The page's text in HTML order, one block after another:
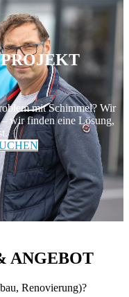
mit Schimmel? Wir
wir finden eine Lösung,
ANGEBOT
Renovierung)?